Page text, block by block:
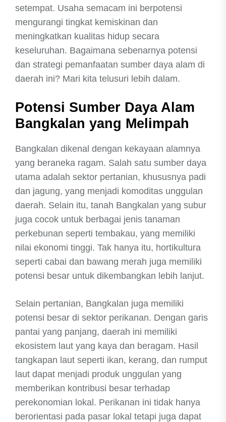
setempat. Usaha semacam ini berpotensi
mengurangi tingkat kemiskinan dan
meningkatkan kualitas hidup secara
keseluruhan. Bagaimana sebenarnya potensi
dan strategi pemanfaatan sumber daya alam di
daerah ini? Mari kita telusuri lebih dalam.
Potensi Sumber Daya Alam
Bangkalan yang Melimpah
Bangkalan dikenal dengan kekayaan alamnya
yang beraneka ragam. Salah satu sumber daya
utama adalah sektor pertanian, khususnya padi
dan jagung, yang menjadi komoditas unggulan
daerah. Selain itu, tanah Bangkalan yang subur
juga cocok untuk berbagai jenis tanaman
perkebunan seperti tembakau, yang memiliki
nilai ekonomi tinggi. Tak hanya itu, hortikultura
seperti cabai dan bawang merah juga memiliki
potensi besar untuk dikembangkan lebih lanjut.
Selain pertanian, Bangkalan juga memiliki
potensi besar di sektor perikanan. Dengan garis
pantai yang panjang, daerah ini memiliki
ekosistem laut yang kaya dan beragam. Hasil
tangkapan laut seperti ikan, kerang, dan rumput
laut dapat menjadi produk unggulan yang
memberikan kontribusi besar terhadap
perekonomian lokal. Perikanan ini tidak hanya
berorientasi pada pasar lokal tetapi juga dapat